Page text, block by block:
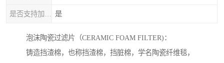
是
泡沫陶瓷过滤片（CERAMIC FOAM FILTER)：
铸造挡渣棉，也称挡渣棉，挡脏棉，学名陶瓷纤维毯，